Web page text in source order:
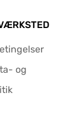
og